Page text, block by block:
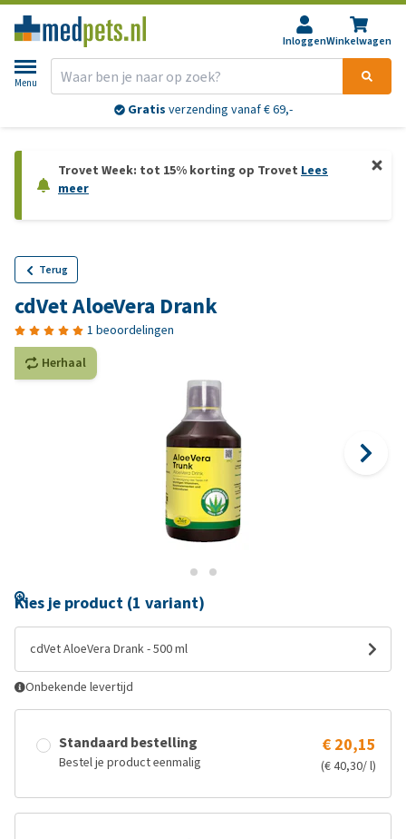
InloggenWinkelwagen
Menu
Gratis verzending vanaf € 69,-
Trovet Week: tot 15% korting op Trovet Lees
meer
Terug
cdVet AloeVera Drank
1 beoordelingen
Herhaal
Kies je product (1 variant)
cdVet AloeVera Drank - 500 ml
Onbekende levertijd
Standaard bestelling
Bestel je product eenmalig
€ 20,15
(€ 40,30/ l)